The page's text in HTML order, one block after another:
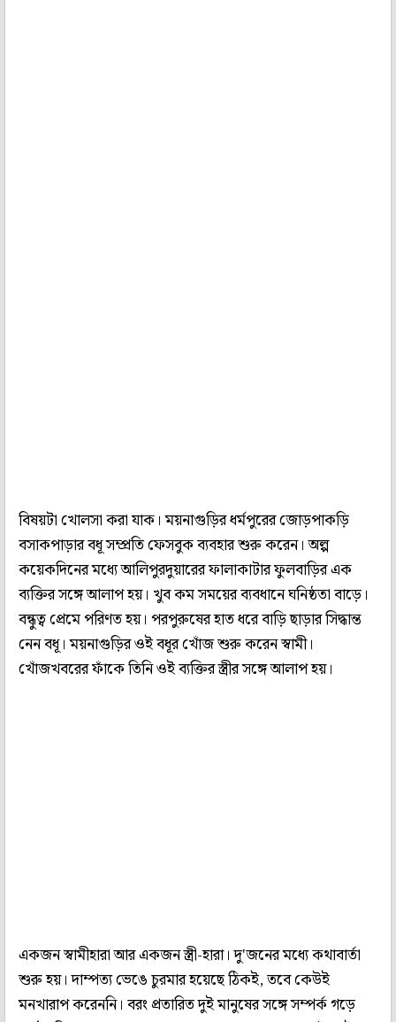
বিষয়টা খোলসা করা যাক। ময়নাগুড়ির ধর্মপুরের জোড়পাকড়ি
বসাকপাড়ার বধূ সম্প্রতি ফেসবুক ব্যবহার শুরু করেন। অল্প
কয়েকদিনের মধ্যে আলিপুরদুয়ারের ফালাকাটার ফুলবাড়ির এক
ব্যক্তির সঙ্গে আলাপ হয়। খুব কম সময়ের ব্যবধানে ঘনিষ্ঠতা বাড়ে।
বন্ধুত্ব প্রেমে পরিণত হয়। পরপুরুষের হাত ধরে বাড়ি ছাড়ার সিদ্ধান্ত
নেন বধূ। ময়নাগুড়ির ওই বধূর খোঁজ শুরু করেন স্বামী।
খোঁজখবরের ফাঁকে তিনি ওই ব্যক্তির স্ত্রীর সঙ্গে আলাপ হয়।
একজন স্বামীহারা আর একজন স্ত্রী-হারা। দু'জনের মধ্যে কথাবার্তা
শুরু হয়। দাম্পত্য ভেঙে চুরমার হয়েছে ঠিকই, তবে কেউই
মনখারাপ করেননি। বরং প্রতারিত দুই মানুষের সঙ্গে সম্পর্ক গড়ে